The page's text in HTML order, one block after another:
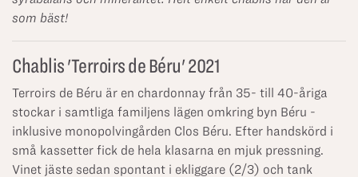
som bäst!
Chablis 'Terroirs de Béru' 2021
Terroirs de Béru är en chardonnay från 35- till 40-åriga
stockar i samtliga familjens lägen omkring byn Béru -
inklusive monopolvingården Clos Béru. Efter handskörd i
små kassetter fick de hela klasarna en mjuk pressning.
Vinet jäste sedan spontant i ekliggare (2/3) och tank